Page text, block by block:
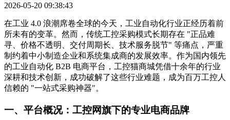
2026-05-20 09:38:43
在工业 4.0 浪潮席卷全球的今天，工业自动化行业正经历着前
所未有的变革。然而，传统工控采购模式长期存在 "正品难
寻、价格不透明、交付周期长、技术服务脱节" 等痛点，严重
制约着中小制造企业和系统集成商的发展效率。作为国内领先
的工业自动化 B2B 电商平台，工控猫商城凭借十余年的行业
深耕和技术创新，成功破解了这些行业难题，成为百万工控人
信赖的 "一站式采购神器"。
一、平台概况：工控网旗下的专业电商品牌